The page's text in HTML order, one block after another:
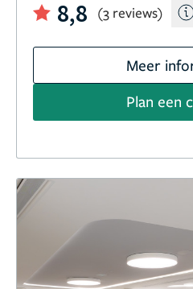
8,8
(3 reviews)
Meer
Plan een